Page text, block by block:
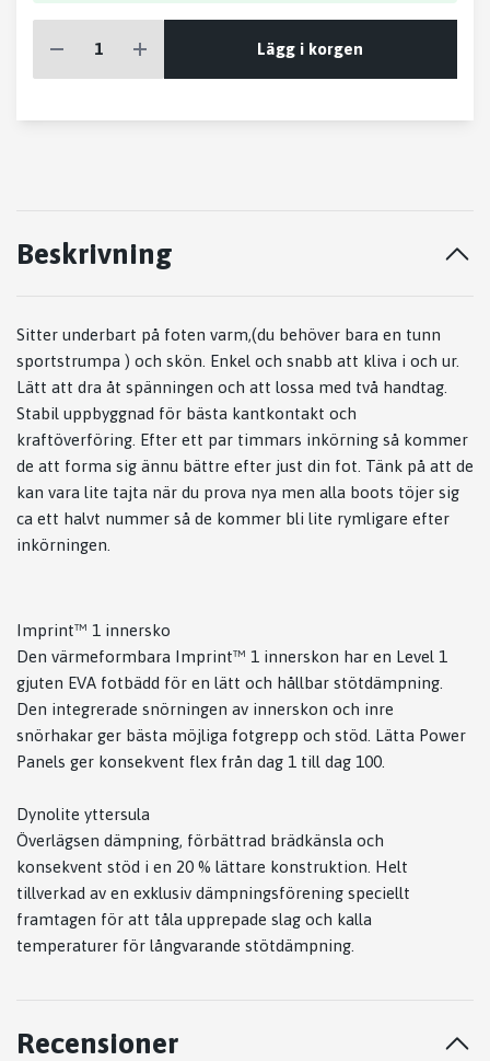
Lägg i korgen
Beskrivning
Sitter underbart på foten varm,(du behöver bara en tunn
sportstrumpa ) och skön. Enkel och snabb att kliva i och ur.
Lätt att dra åt spänningen och att lossa med två handtag.
Stabil uppbyggnad för bästa kantkontakt och
kraftöverföring. Efter ett par timmars inkörning så kommer
de att forma sig ännu bättre efter just din fot. Tänk på att de
kan vara lite tajta när du prova nya men alla boots töjer sig
ca ett halvt nummer så de kommer bli lite rymligare efter
inkörningen.
Imprint™ 1 innersko
Den värmeformbara Imprint™ 1 innerskon har en Level 1
gjuten EVA fotbädd för en lätt och hållbar stötdämpning.
Den integrerade snörningen av innerskon och inre
snörhakar ger bästa möjliga fotgrepp och stöd. Lätta Power
Panels ger konsekvent flex från dag 1 till dag 100.
Dynolite yttersula
Överlägsen dämpning, förbättrad brädkänsla och
konsekvent stöd i en 20 % lättare konstruktion. Helt
tillverkad av en exklusiv dämpningsförening speciellt
framtagen för att tåla upprepade slag och kalla
temperaturer för långvarande stötdämpning.
Recensioner